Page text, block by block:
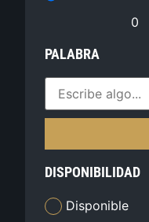
0
PALABRA
DISPONIBILIDAD
Disponible